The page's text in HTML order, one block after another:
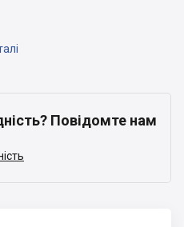
Повідомте нам